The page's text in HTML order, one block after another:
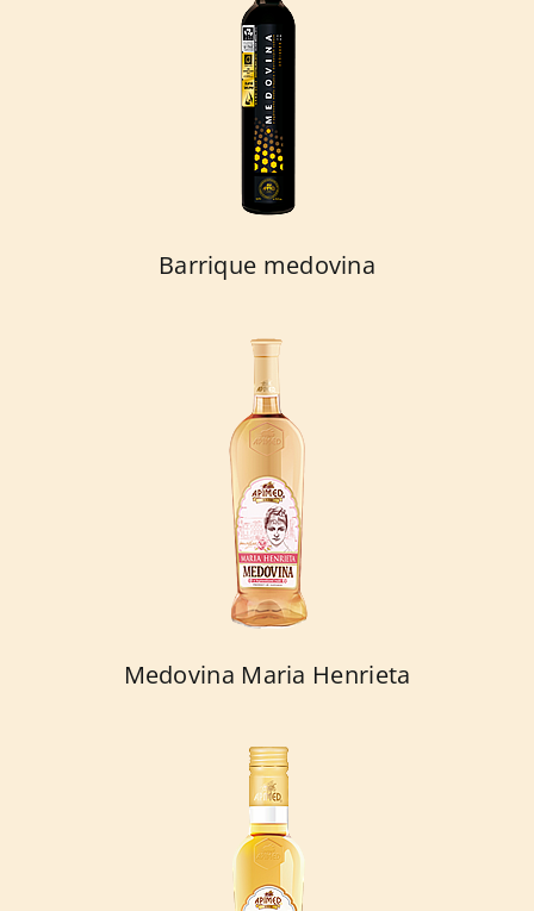
Barrique medovina
Medovina Maria Henrieta